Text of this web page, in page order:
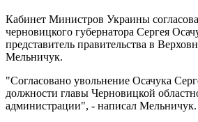
Кабинет Министров Украины
черновицкого губернатора Сергея
представитель правительства в
Мельничук.
"Согласовано увольнение Осачука
должности главы Черновицкой
администрации", - написал Мельничук.